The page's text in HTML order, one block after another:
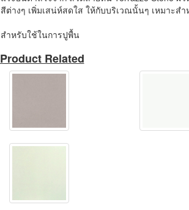
สีต่างๆ เพิ่มเสน่ห์สดใส ให้กับบริเวณนั้นๆ เหมาะส
สำหรับใช้ในการปูพื้น
Product Related